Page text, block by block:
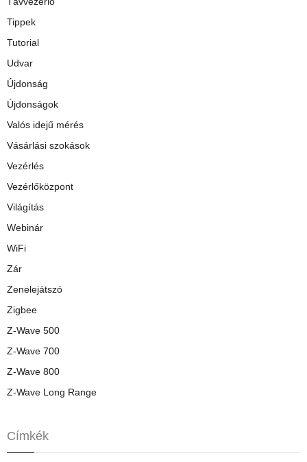
Tippek
Tutorial
Udvar
Újdonság
Újdonságok
Valós idejű mérés
Vásárlási szokások
Vezérlés
Vezérlőközpont
Világítás
Webinár
WiFi
Zár
Zenelejátszó
Zigbee
Z-Wave 500
Z-Wave 700
Z-Wave 800
Z-Wave Long Range
Címkék